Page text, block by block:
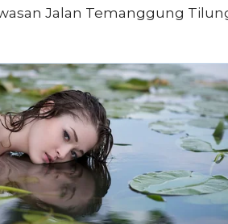
Jalan Temanggung